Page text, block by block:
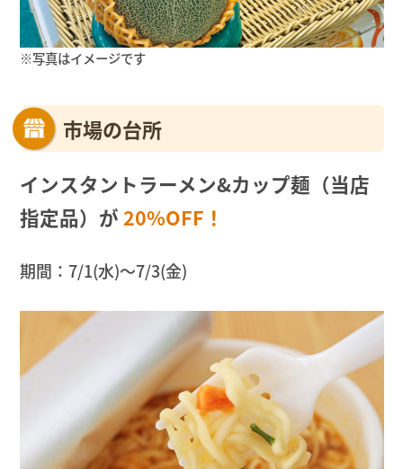
※写真はイメージです
市場の台所
インスタントラーメン&カップ麺（当店
指定品）が 20%OFF！
期間：7/1(水)〜7/3(金)